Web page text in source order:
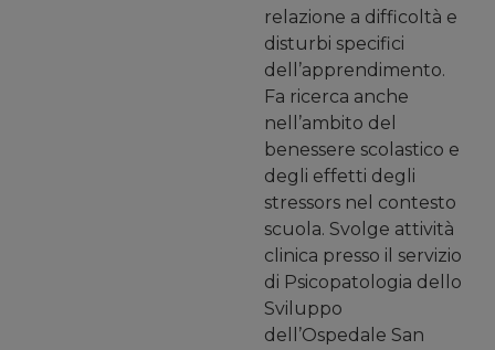
relazione a difficoltà e
disturbi specifici
dell’apprendimento.
Fa ricerca anche
nell’ambito del
benessere scolastico e
degli effetti degli
stressors nel contesto
scuola. Svolge attività
clinica presso il servizio
di Psicopatologia dello
Sviluppo
dell’Ospedale San